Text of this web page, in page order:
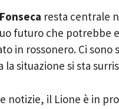
resta centrale
futuro che potrebbe
in rossonero. Ci
la situazione si sta
notizie, il Lione è in